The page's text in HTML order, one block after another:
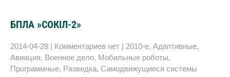
БПЛА »СОКІЛ-2»
2014-04-28 | Комментариев нет | 2010-е, Адаптивные,
Авиация, Военное дело, Мобильные роботы,
Программные, Разведка, Самодвижущиеся системы